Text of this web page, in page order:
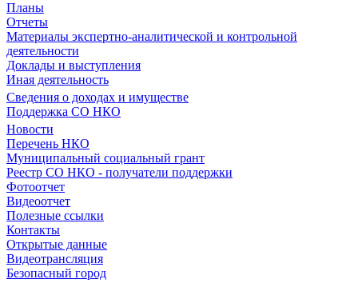
Планы
Отчеты
Материалы экспертно-аналитической и контрольной
деятельности
Доклады и выступления
Иная деятельность
Сведения о доходах и имуществе
Поддержка СО НКО
Новости
Перечень НКО
Муниципальный социальный грант
Реестр СО НКО - получатели поддержки
Фотоотчет
Видеоотчет
Полезные ссылки
Контакты
Открытые данные
Видеотрансляция
Безопасный город